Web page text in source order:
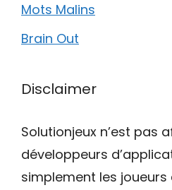
Mots Malins
Brain Out
Disclaimer
Solutionjeux n’est pas
développeurs
simplement les